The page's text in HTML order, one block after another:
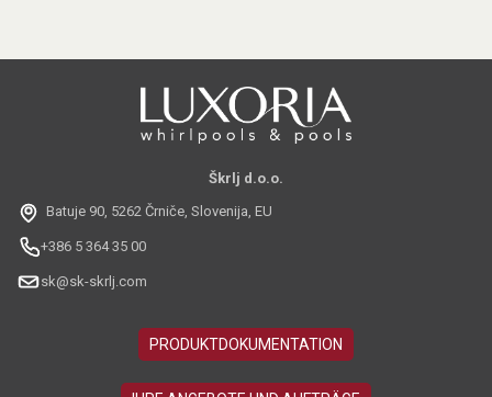
Škrlj d.o.o.
Batuje 90, 5262 Črniče, Slovenija, EU
+386 5 364 35 00
sk@sk-skrlj.com